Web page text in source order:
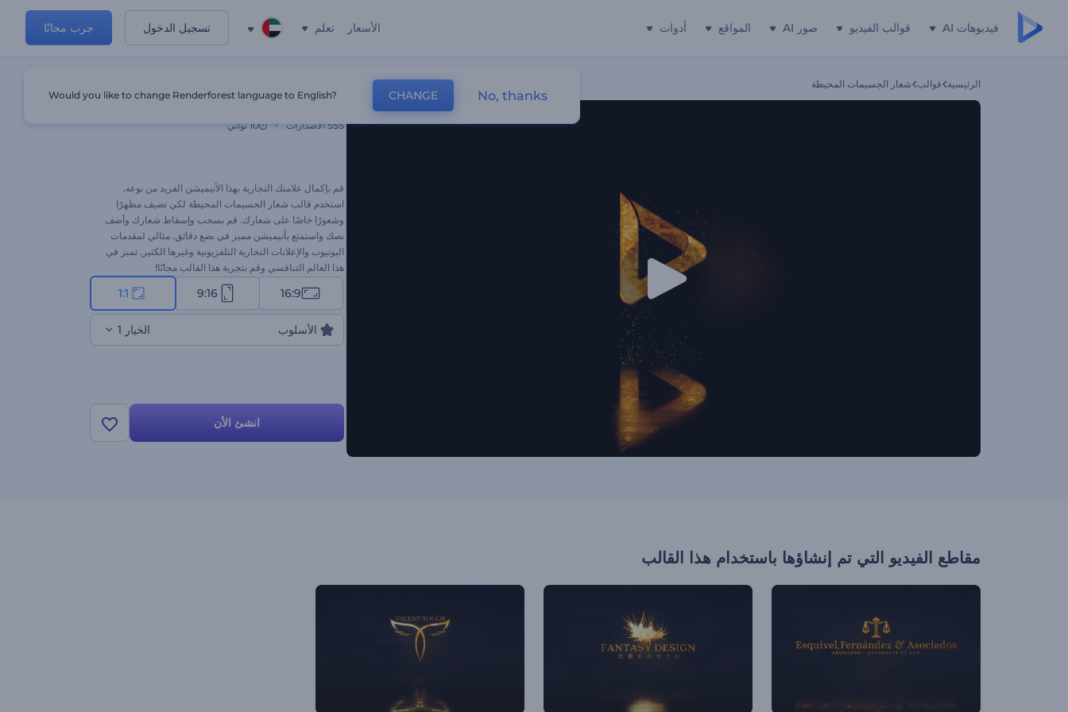
فيديوهات AI قوالب الفيديو صور AI المواقع أدوات الأسعار تعلم تسجيل الدخول جرب مجانًا
الرئيسية قوالب شعار الجسيمات المحيطة
555 الاصدارات 10 ثواني
قم بإكمال علامتك التجارية بهذا الأنيميشن الفريد من نوعه.
استخدم قالب شعار الجسيمات المحيطة لكي تضيف مظهرًا
وشعورًا خاصًا على شعارك. قم بسحب وإسقاط شعارك وأضف
نصك واستمتع بأنيميشن مميز في بضع دقائق. مثالي لمقدمات
اليوتيوب والإعلانات التجارية التلفزيونية وغيرها الكثير. تميز في
هذا العالم التنافسي وقم بتجربة هذا القالب مجانًا!
16:9
9:16
1:1
الأسلوب الخيار 1
انشئ الأن
مقاطع الفيديو التي تم إنشاؤها باستخدام هذا القالب
Would you like to change Renderforest language to English? CHANGE No, thanks